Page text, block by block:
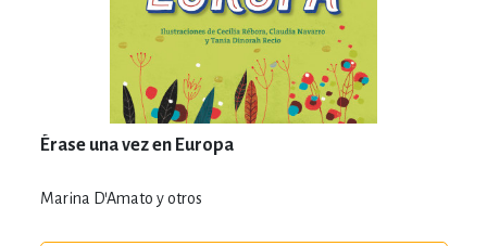
Érase una vez en Europa
Marina D'Amato y otros